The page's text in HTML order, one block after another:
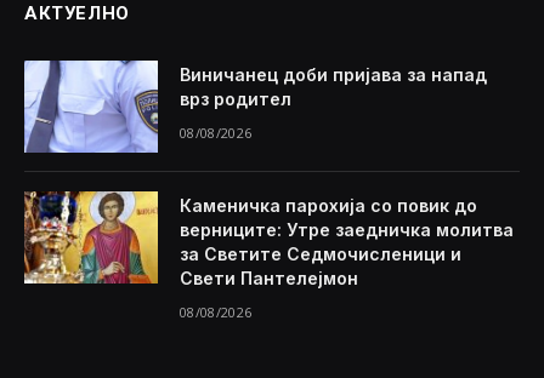
АКТУЕЛНО
Виничанец доби пријава за напад
врз родител
08/08/2026
Каменичка парохија со повик до
верниците: Утре заедничка молитва
за Светите Седмочисленици и
Свети Пантелејмон
08/08/2026